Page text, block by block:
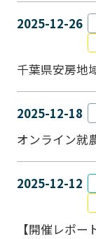
2025-12-26
千葉県安房地
2025-12-18
オンライン就
2025-12-12
【開催レポ